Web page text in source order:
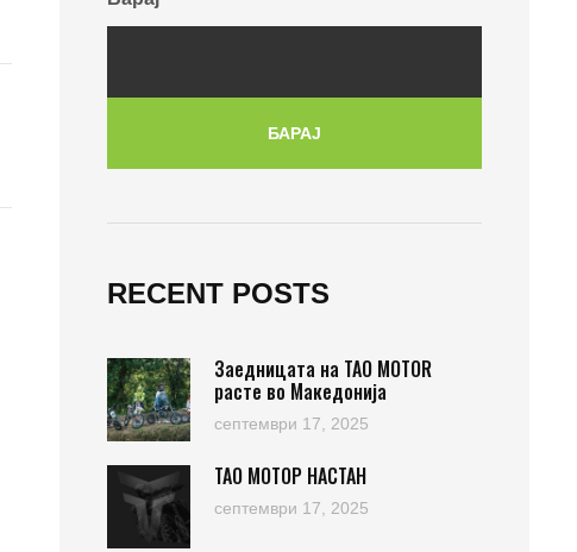
БАРАЈ
RECENT POSTS
Заедницата на TAO MOTOR
расте во Македонија
септември 17, 2025
ТАО МОТОР НАСТАН
септември 17, 2025